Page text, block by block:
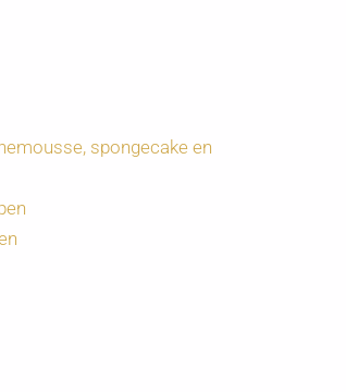
spongecake en